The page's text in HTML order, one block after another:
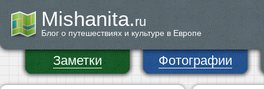
Mishanita.ru
Блог о путешествиях и культуре в Европе
Заметки Фотографии